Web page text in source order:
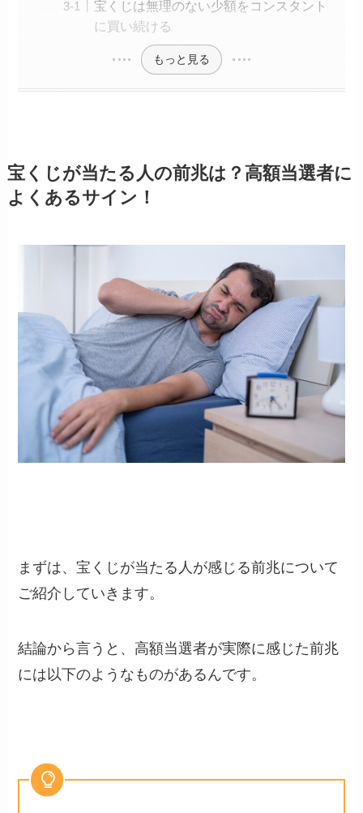
宝くじは無理のない少額をコンスタント
に買い続ける
もっと見る
宝くじが当たる人の前兆は？高額当選者に
よくあるサイン！
まずは、宝くじが当たる人が感じる前兆について
ご紹介していきます。
結論から言うと、高額当選者が実際に感じた前兆
には以下のようなものがあるんです。